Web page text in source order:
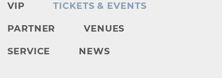
VIP TICKETS & EVENTS
PARTNER VENUES
SERVICE NEWS